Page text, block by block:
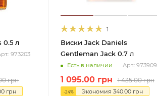
0.5 л
973203
грн
грн
1
Виски Jack Daniels
Gentleman Jack 0.7 л
Есть в наличии Арт.: 973909
1 095.00грн 1 435.00грн
-24% Экономия 340.00грн